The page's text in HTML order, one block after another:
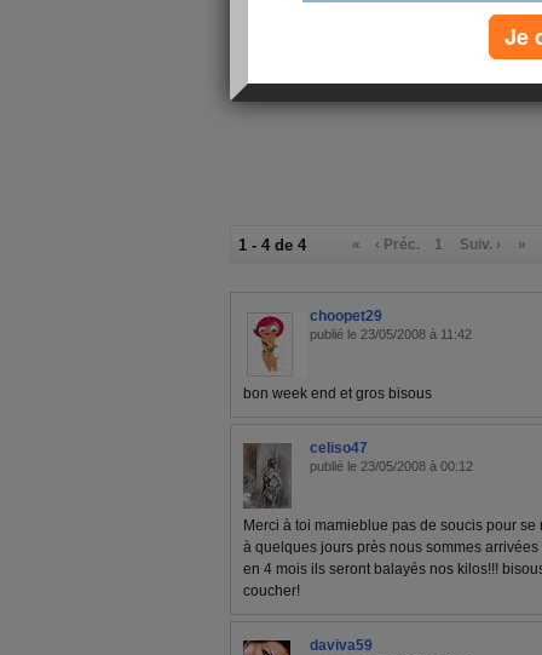
1 - 4 de 4 « ‹ Préc. 1 Suiv. › »
choopet29
publié le 23/05/2008 à 11:42
bon week end et gros bisous
celiso47
publié le 23/05/2008 à 00:12
Merci à toi mamieblue pas de soucis pour
à quelques jours près nous sommes
en 4 mois ils seront balayés nos kilos!!!
coucher!
daviva59
Je